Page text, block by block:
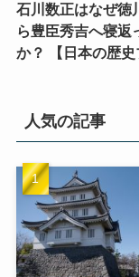
石川数正はなぜ徳
ら豊臣秀吉へ寝返
か？ 【日本の歴史
人気の記事